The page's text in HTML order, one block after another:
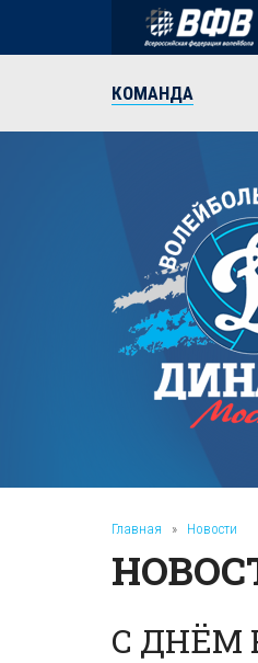
КОМАНДА
Главная » Новости
С ДНЁМ